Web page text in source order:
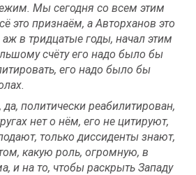
Мы сегодня со всем этим
это признаём, а Авторханов это
в тридцатые годы, начал этим
счёту его надо было бы
его надо было бы
политически реабилитирован,
нет о нём, его не цитируют,
только диссиденты знают,
какую роль, огромную, в
и на то, чтобы раскрыть Западу